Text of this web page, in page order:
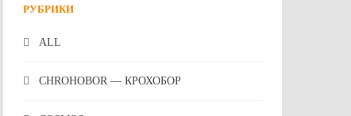
РУБРИКИ
ALL
CHROHOBOR — КРОХОБОР